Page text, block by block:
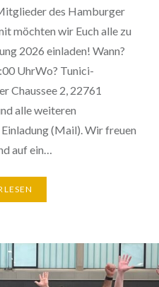
des Hamburger
möchten wir Euch alle zu
2026 einladen! Wann?
UhrWo? Tunici-
Chaussee 2, 22761
alle weiteren
(Mail). Wir freuen
auf ein…